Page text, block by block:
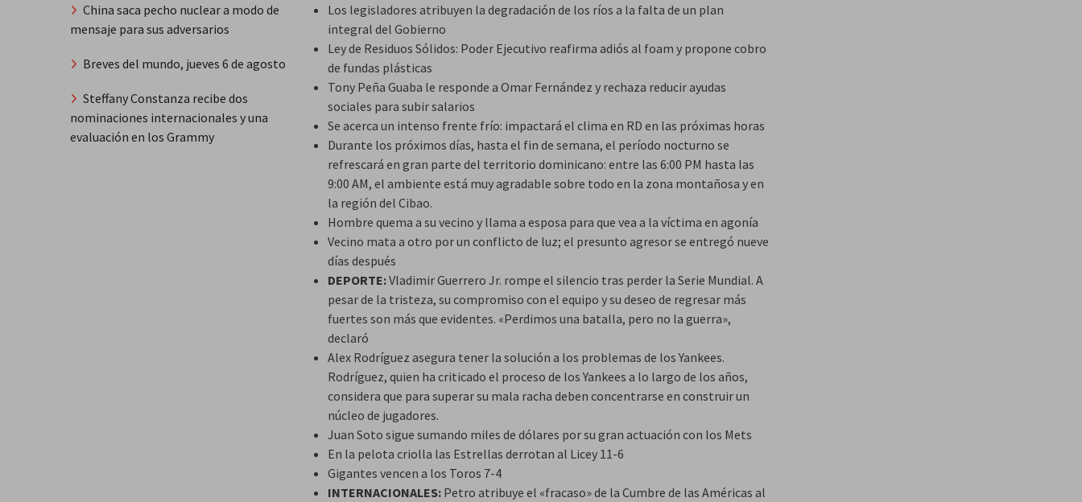
Los legisladores atribuyen la degradación de los ríos a la falta de un plan
integral del Gobierno
Ley de Residuos Sólidos: Poder Ejecutivo reafirma adiós al foam y propone cobro
de fundas plásticas
Tony Peña Guaba le responde a Omar Fernández y rechaza reducir ayudas
sociales para subir salarios
Se acerca un intenso frente frío: impactará el clima en RD en las próximas horas
Durante los próximos días, hasta el fin de semana, el período nocturno se
refrescará en gran parte del territorio dominicano: entre las 6:00 PM hasta las
9:00 AM, el ambiente está muy agradable sobre todo en la zona montañosa y en
la región del Cibao.
Hombre quema a su vecino y llama a esposa para que vea a la víctima en agonía
Vecino mata a otro por un conflicto de luz; el presunto agresor se entregó nueve
días después
DEPORTE:Vladimir Guerrero Jr. rompe el silencio tras perder la Serie Mundial. A
pesar de la tristeza, su compromiso con el equipo y su deseo de regresar más
fuertes son más que evidentes. «Perdimos una batalla, pero no la guerra»,
declaró
Alex Rodríguez asegura tener la solución a los problemas de los Yankees.
Rodríguez, quien ha criticado el proceso de los Yankees a lo largo de los años,
considera que para superar su mala racha deben concentrarse en construir un
núcleo de jugadores.
Juan Soto sigue sumando miles de dólares por su gran actuación con los Mets
En la pelota criolla las Estrellas derrotan al Licey 11-6
Gigantes vencen a los Toros 7-4
INTERNACIONALES: Petro atribuye el «fracaso» de la Cumbre de las Américas al
China saca pecho nuclear a modo de
mensaje para sus adversarios
Breves del mundo, jueves 6 de agosto
Steffany Constanza recibe dos
nominaciones internacionales y una
evaluación en los Grammy